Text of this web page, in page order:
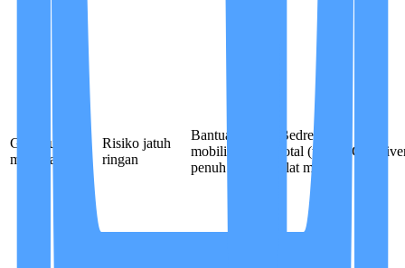
Gangguan
mobilitas
Risiko jatuh
ringan
Bantuan
mobilisasi
penuh
Bedrest
total (tanpa
alat medis)